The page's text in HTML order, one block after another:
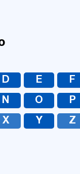
D E F
N O P
X Y Z